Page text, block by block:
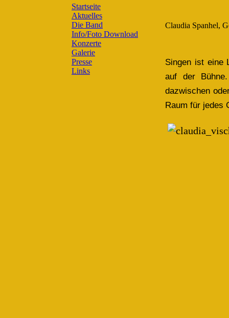
Startseite
Aktuelles
Die Band
Info/Foto Download
Konzerte
Galerie
Presse
Links
Claudia Spanhel,
Singen ist eine
auf der
dazwischen
Raum für jedes